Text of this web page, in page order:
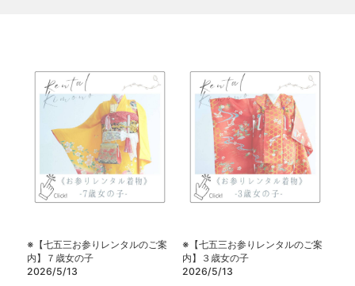
※【七五三お参りレンタルのご案
内】７歳女の子
2026/5/13
※【七五三お参りレンタルのご案
内】３歳女の子
2026/5/13